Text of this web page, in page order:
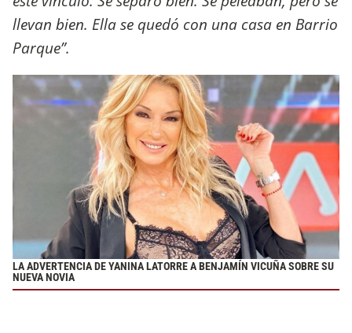
llevan bien. Ella se quedó con una casa en Barrio
Parque”.
LA ADVERTENCIA DE YANINA LATORRE A BENJAMÍN VICUÑA SOBRE SU
NUEVA NOVIA